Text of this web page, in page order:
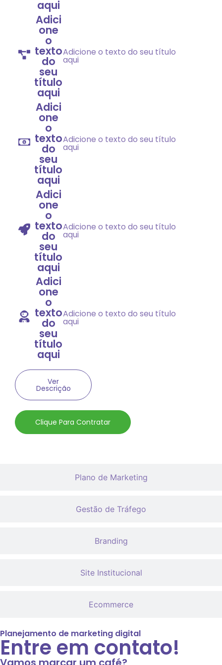
Plano de Marketing
Gestão de Tráfego
Branding
Site Institucional
Ecommerce
aqui
Adici
one
o
texto
do
seu
título
aqui
Adicione o texto do seu título
aqui
Adici
one
o
texto
do
seu
título
aqui
Adicione o texto do seu título
aqui
Adici
one
o
texto
do
seu
título
aqui
Adicione o texto do seu título
aqui
Adici
one
o
texto
do
seu
título
aqui
Adicione o texto do seu título
aqui
Ver
Descrição
Clique Para Contratar
Planejamento de marketing digital
Entre em contato!